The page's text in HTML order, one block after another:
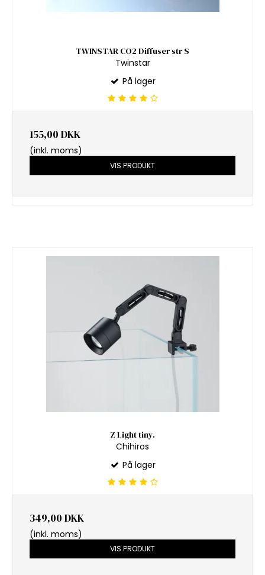
TWINSTAR CO2 Diffuser str S
Twinstar
På lager
155,00 DKK
(inkl. moms)
VIS PRODUKT
Z Light tiny.
Chihiros
På lager
349,00 DKK
(inkl. moms)
VIS PRODUKT